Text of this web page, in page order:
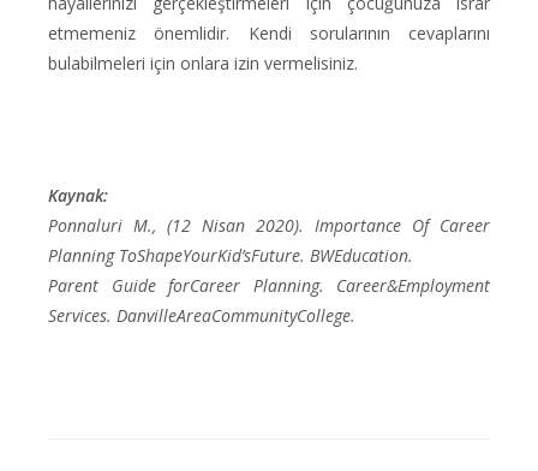
etmemeniz önemlidir. Kendi sorularının cevaplarını
bulabilmeleri için onlara izin vermelisiniz.
Kaynak:
Ponnaluri M., (12 Nisan 2020). Importance Of Career
Planning ToShapeYourKid’sFuture. BWEducation.
Parent Guide forCareer Planning. Career&Employment
Services. DanvilleAreaCommunityCollege.